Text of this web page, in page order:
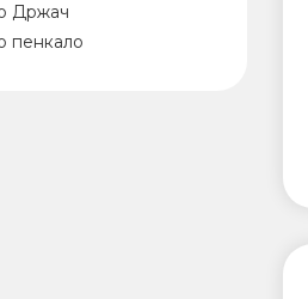
Држач
пенкало